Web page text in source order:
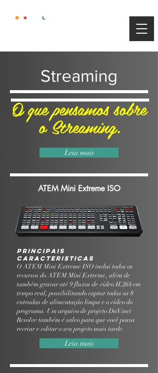
Streaming
O que pensamos sobre
o Streaming.
Leia mais
ATEM Mini Extreme ISO
Principais
Caracteristicas
O ATEM Mini Extreme ISO inclui todos os
recursos do ATEM Mini Extreme, além de
também gravar até 9 fluxos de vídeo H.264 em
tempo real, possibilitando captar todas as 8
entradas de alimentação limpa e o vídeo do
programa. Um arquivo de projeto DaVinci
Resolve também é salvo para que você possa
recriar e editar o seu projeto mais tarde.
Leia mais